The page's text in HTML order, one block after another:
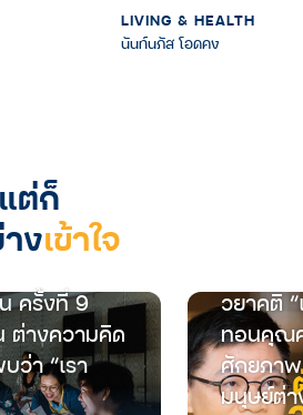
LIVING & HEALTH
นันท์นภัส โอดคง
แต่ก็
งเข้าใจ
ครั้งที่ 9
ต่างความคิด
ว่า “เรา
วยาคติ
ทอนคุณ
ศักยภา
มนุษย์ต่า